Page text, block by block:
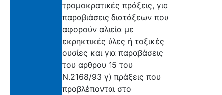
τρομοκρατικές πράξεις, για
παραβιάσεις διατάξεων που
αφορούν αλιεία με
εκρηκτικές ύλες ή τοξικές
ουσίες και για παραβάσεις
του αρθρου 15 του
Ν.2168/93 γ) πράξεις που
προβλέπονται στο